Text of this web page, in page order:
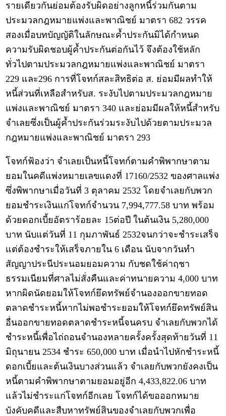
รายเดียวกันย่อมต้องรับผิดอย่างลูกหนี้ร่วมกันตาม
ประมวลกฎหมายแพ่งและพาณิชย์ มาตรา 682 วรรค
สองเมื่อบทบัญญัติในลักษณะค้ำประกันมิได้กำหนด
ความรับผิดชอบผู้ค้ำประกันต่อกันไว้ จึงต้องใช้หลัก
ทั่วไปตามประมวลกฎหมายแพ่งและพาณิชย์ มาตรา
229 และ296 การที่โจทก์สละสิทธิต่อ ส. ย่อมมีผลทำให้
หนี้ส่วนที่เหลือสำหรับส. ระงับไปตามประมวลกฎหมาย
แพ่งและพาณิชย์ มาตรา 340 และย่อมมีผลให้หนี้สำหรับ
จำเลยซึ่งเป็นผู้ค้ำประกันร่วมระงับไปด้วยตามประมวล
กฎหมายแพ่งและพาณิชย์ มาตรา 293
โจทก์ฟ้องว่า จำเลยเป็นหนี้โจทก์ตามคำพิพากษาตาม
ยอมในคดีแพ่งหมายเลขแดงที่ 17160/2532 ของศาลแพ่ง
ซึ่งพิพากษาเมื่อวันที่ 3 ตุลาคม 2532 โดยจำเลยกับพวก
ยอมชำระเงินแก่โจทก์จำนวน 7,994,777.58 บาท พร้อม
ด้วยดอกเบี้ยอัตราร้อยละ 15ต่อปี ในต้นเงิน 5,280,000
บาท นับแต่วันที่ 11 กุมภาพันธ์ 2532จนกว่าจะชำระเสร็จ
แต่ต้องชำระให้เสร็จภายใน 6 เดือน นับจากวันทำ
สัญญาประนีประนอมยอมความ กับชดใช้ค่าฤชา
ธรรมเนียมที่ศาลไม่สั่งคืนและค่าทนายความ 4,000 บาท
หากผิดนัดยอมให้โจทก์ยึดทรัพย์จำนองออกขายทอด
ตลาดชำระหนี้หากไม่พอชำระยอมให้โจทก์ยึดทรัพย์สิน
อื่นออกขายทอดตลาดชำระหนี้จนครบ จำเลยกับพวกได้
ชำระหนี้เพื่อไถ่ถอนจำนองหลายครั้งครั้งสุดท้ายวันที่ 11
มิถุนายน 2534 ชำระ 650,000 บาท เมื่อนำไปหักชำระหนี้
ดอกเบี้ยและต้นเงินบางส่วนแล้ว จำเลยกับพวกยังคงเป็น
หนี้ตามคำพิพากษาตามยอมอยู่อีก 4,433,822.06 บาท
แล้วไม่ชำระแก่โจทก์อีกเลย โจทก์ได้ขอออกหมาย
บังคับคดีและสืบหาทรัพย์สินของจำเลยกับพวกเพื่อ